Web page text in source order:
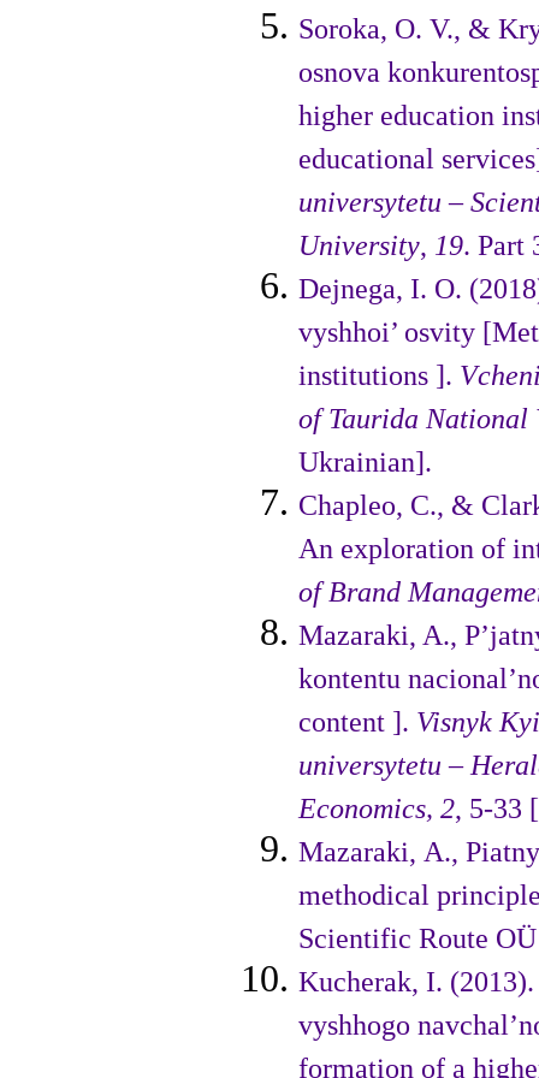
Soroka, O. V., &
osnova
higher education
educational
universytetu –
University, 19. Part
Dejnega, I. O.
vyshhoi’ osvity
institutions ].
of Taurida National
Ukrainian].
Chapleo, C., &
An exploration of
of Brand
Mazaraki, A.,
kontentu
content ]. Visnyk
universytetu–
Economics, 2, 5-33
Mazaraki, A.,
methodical
Scientific Route
Kucherak, I.
vyshhogo
formation of a